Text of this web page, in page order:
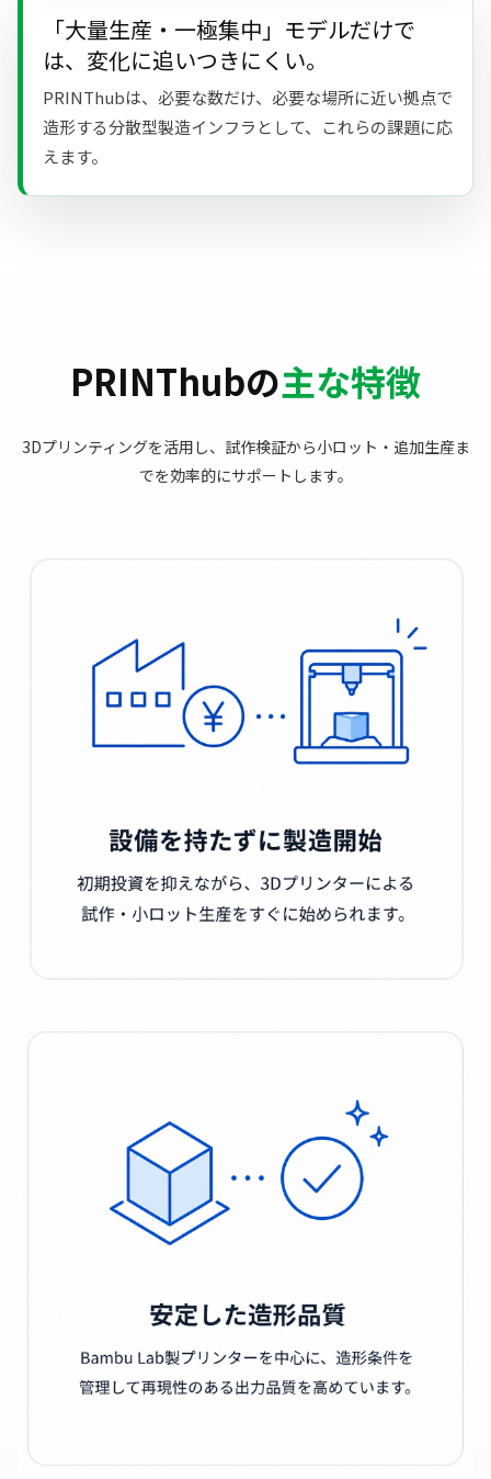
「大量生産・一極集中」モデルだけで
は、変化に追いつきにくい。
PRINThubは、必要な数だけ、必要な場所に近い拠点で
造形する分散型製造インフラとして、これらの課題に応
えます。
PRINThubの主な特徴
3Dプリンティングを活用し、試作検証から小ロット・追加生産ま
でを効率的にサポートします。